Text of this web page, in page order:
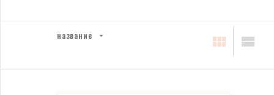
название